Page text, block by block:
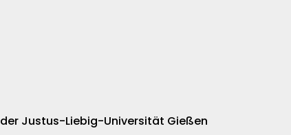
Justus-Liebig-Universität Gießen